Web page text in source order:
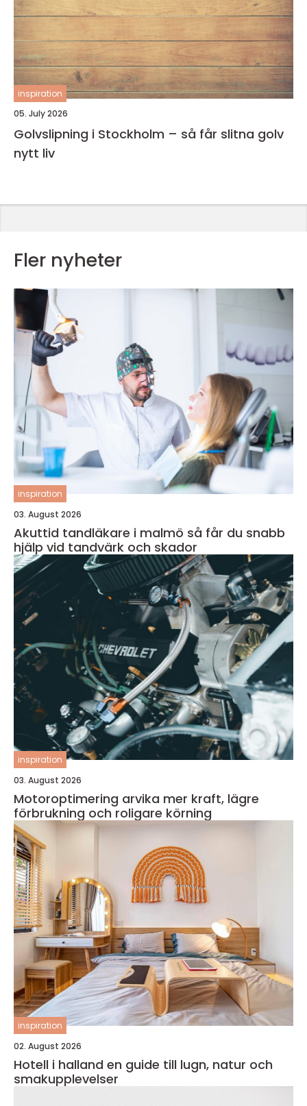
inspiration
05. July 2026
Golvslipning i Stockholm – så får slitna golv
nytt liv
Fler nyheter
inspiration
03. August 2026
Akuttid tandläkare i malmö så får du snabb
hjälp vid tandvärk och skador
inspiration
03. August 2026
Motoroptimering arvika mer kraft, lägre
förbrukning och roligare körning
inspiration
02. August 2026
Hotell i halland en guide till lugn, natur och
smakupplevelser